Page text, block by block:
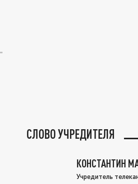
СЛОВО УЧРЕДИТЕЛЯ
КОНСТАНТИН
Учредитель